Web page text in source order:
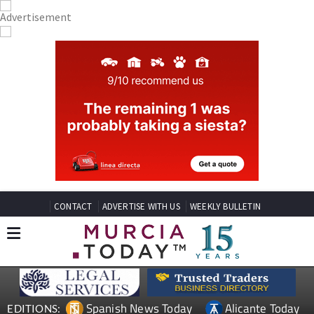
CONTACT ADVERTISE WITH US WEEKLY BULLETIN
EDITIONS: Spanish News Today Alicante Today